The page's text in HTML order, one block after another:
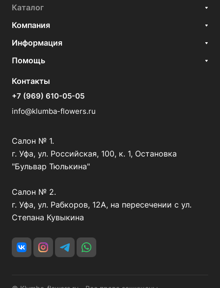
Каталог
Компания
Информация
Помощь
Контакты
+7 (969) 610-05-05
info@klumba-flowers.ru
Салон № 1.
г. Уфа, ул. Российская, 100, к. 1, Остановка
"Бульвар Тюлькина"
Салон № 2.
г. Уфа, ул. Рабкоров, 12А, на пересечении с ул.
Степана Кувыкина